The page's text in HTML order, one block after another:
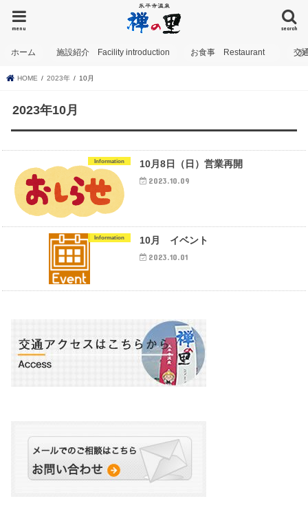
search
menu
ホーム 施設紹介 Facility introduction お食事 Restaurant 交
HOME 2023年 10月
2023年10月
Information 10月8日（日）営業再開
2023.10.09
Information 10月 イベント
2023.10.01